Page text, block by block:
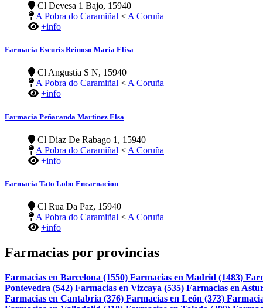
Cl Devesa 1 Bajo, 15940
A Pobra do Caramiñal < A Coruña
+info
Farmacia Escuris Reinoso Maria Elisa
Cl Angustia S N, 15940
A Pobra do Caramiñal <A Coruña
+info
Farmacia Peñaranda Martinez Elsa
Cl Diaz De Rabago 1, 15940
A Pobra do Caramiñal < A Coruña
+info
Farmacia Tato Lobo Encarnacion
Cl Rua Da Paz, 15940
A Pobra do Caramiñal < A Coruña
+info
Farmacias por provincias
Farmacias en Barcelona (1550) Farmacias en Madrid (1483)
Pontevedra (542) Farmacias en Vizcaya (535) Farmacias en
Farmacias en Cantabria (376) Farmacias en León (373)